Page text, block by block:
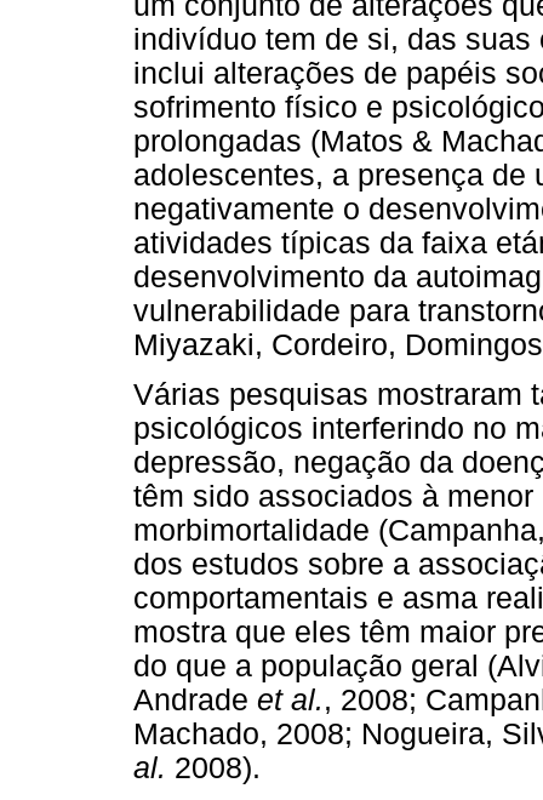
indivíduo tem de si, das
inclui alterações de papéis
sofrimento físico e
prolongadas (Matos &
adolescentes, a presença de
negativamente o
atividades típicas da faixa
desenvolvimento da
vulnerabilidade para
Miyazaki, Cordeiro,
Várias pesquisas mostraram
psicológicos interferindo no
depressão, negação da
têm sido associados à
morbimortalidade
dos estudos sobre a
comportamentais e asma
mostra que eles têm maior
do que a população geral
Andrade et al., 2008;
Machado, 2008; Nogueira,
al. 2008).